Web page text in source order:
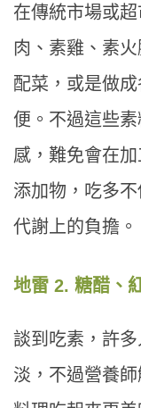
在傳統市場或
肉、素雞、素
配菜，或是做
便。不過這些
感，難免會在
添加物，吃多
代謝上的負擔。
地雷 2. 糖醋、
談到吃素，許
淡，不過營養